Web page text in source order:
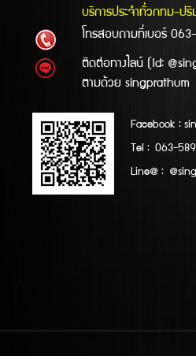
บริการประจำทั่วกทม-ป
โทรสอบถามที่เบอร์
ติดต่อทางไลน์ (Id:
ตามด้วย singprathum
Facebook :
Tel : 063-
Line@ :